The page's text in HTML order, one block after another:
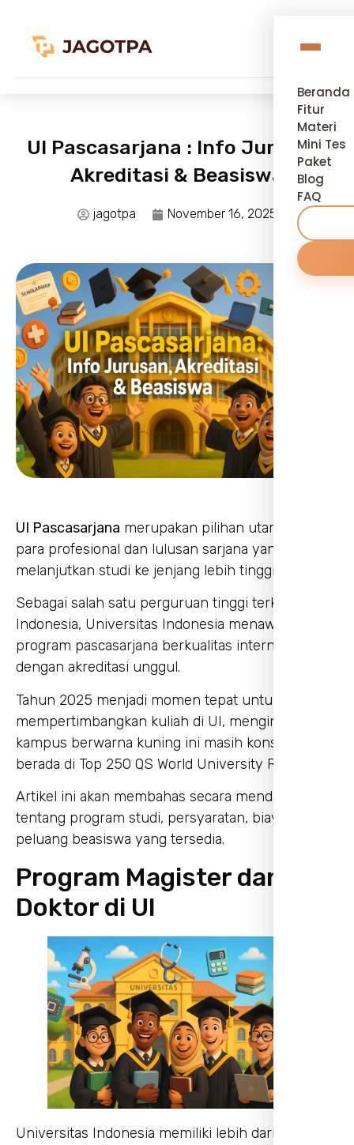
Beranda
Fitur
Materi
Mini Tes
Paket
Blog
FAQ
UI Pascasarjana : Info Jurusan,
Akreditasi & Beasiswa
jagotpa November 16, 2025
UI Pascasarjana merupakan pilihan utama bagi
para profesional dan lulusan sarjana yang ingin
melanjutkan studi ke jenjang lebih tinggi.
Sebagai salah satu perguruan tinggi terkemuka di
Indonesia, Universitas Indonesia menawarkan
program pascasarjana berkualitas internasional
dengan akreditasi unggul.
Tahun 2025 menjadi momen tepat untuk
mempertimbangkan kuliah di UI, mengingat
kampus berwarna kuning ini masih konsisten
berada di Top 250 QS World University Rankings.
Artikel ini akan membahas secara mendalam
tentang program studi, persyaratan, biaya, hingga
peluang beasiswa yang tersedia.
Program Magister dan
Doktor di UI
Universitas Indonesia memiliki lebih dari 300